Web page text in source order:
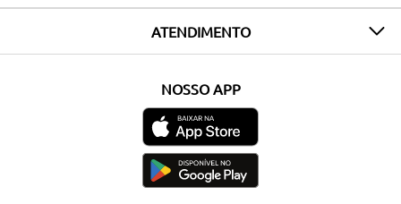
ATENDIMENTO
NOSSO APP